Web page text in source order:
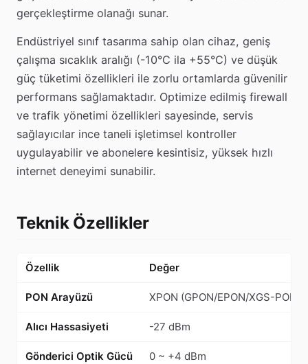
gerçekleştirme olanağı sunar.
Endüstriyel sınıf tasarıma sahip olan cihaz, geniş
çalışma sıcaklık aralığı (-10°C ila +55°C) ve düşük
güç tüketimi özellikleri ile zorlu ortamlarda güvenilir
performans sağlamaktadır. Optimize edilmiş firewall
ve trafik yönetimi özellikleri sayesinde, servis
sağlayıcılar ince taneli işletimsel kontroller
uygulayabilir ve abonelere kesintisiz, yüksek hızlı
internet deneyimi sunabilir.
Teknik Özellikler
Özellik Değer
PON Arayüzü XPON (GPON/EPON/XGS-PON
Alıcı Hassasiyeti -27 dBm
Gönderici Optik Gücü 0 ~ +4 dBm